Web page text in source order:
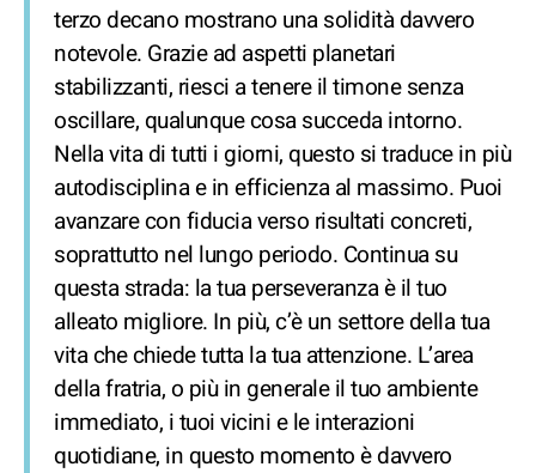
terzo decano mostrano una solidità davvero
notevole. Grazie ad aspetti planetari
stabilizzanti, riesci a tenere il timone senza
oscillare, qualunque cosa succeda intorno.
Nella vita di tutti i giorni, questo si traduce in più
autodisciplina e in efficienza al massimo. Puoi
avanzare con fiducia verso risultati concreti,
soprattutto nel lungo periodo. Continua su
questa strada: la tua perseveranza è il tuo
alleato migliore. In più, c’è un settore della tua
vita che chiede tutta la tua attenzione. L’area
della fratria, o più in generale il tuo ambiente
immediato, i tuoi vicini e le interazioni
quotidiane, in questo momento è davvero